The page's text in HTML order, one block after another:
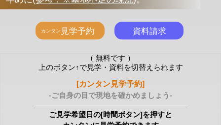
（ 無料です ）
上のボタン↑で見学・資料を切替えられます
[カンタン見学予約]
-ご自身の目で現地を確かめましょう-
ご見学希望日の[時間ボタン]を押すと